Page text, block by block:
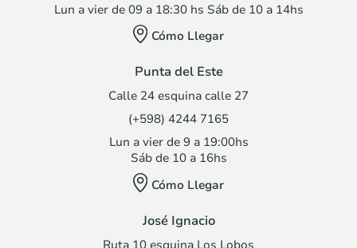
Lun a vier de 09 a 18:30 hs Sáb de 10 a 14hs
Cómo Llegar
Punta del Este
Calle 24 esquina calle 27
(+598) 4244 7165
Lun a vier de 9 a 19:00hs
Sáb de 10 a 16hs
Cómo Llegar
José Ignacio